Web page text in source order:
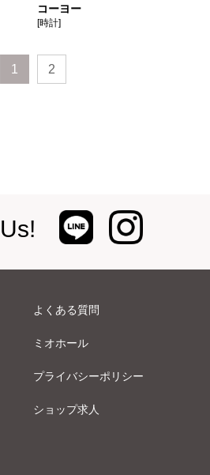
コーヨー
[時計]
1 2
よくある質問
ミオホール
プライバシーポリシー
ショップ求人